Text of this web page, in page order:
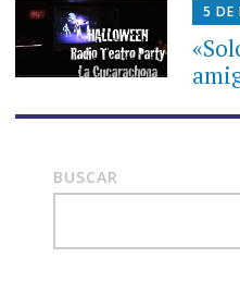
5 DE
BUSCAR